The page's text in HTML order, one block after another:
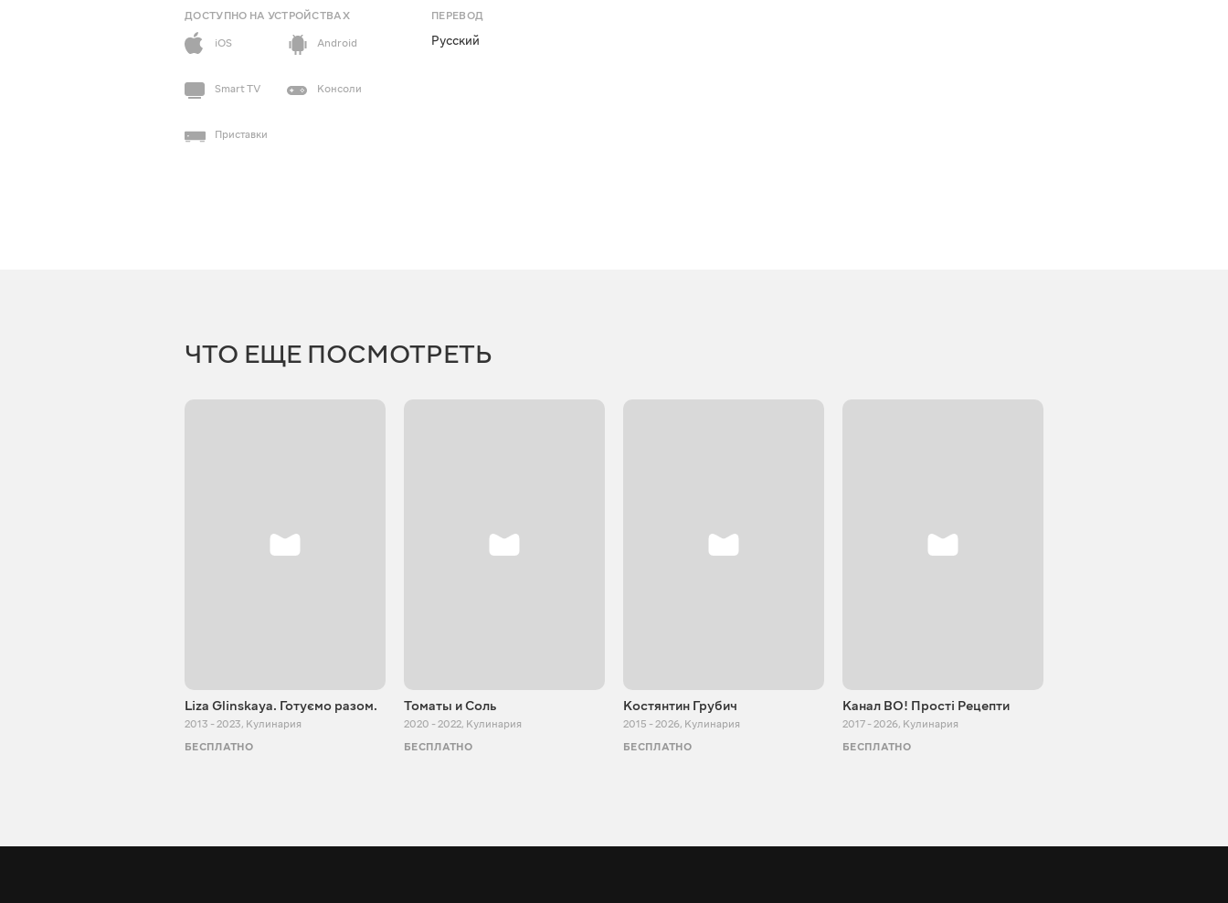
ДОСТУПНО НА УСТРОЙСТВАХ
iOS
Android
Smart TV Консоли
Приставки
ПЕРЕВОД
Русский
ЧТО ЕЩЕ ПОСМОТРЕТЬ
Liza Glinskaya. Готуємо разом.
2013 - 2023, Кулинария
БЕСПЛАТНО
Томаты и Соль
2020 - 2022, Кулинария
БЕСПЛАТНО
Костянтин Грубич
2015 - 2026, Кулинария
БЕСПЛАТНО
Канал ВО! Прості Рецепти
2017 - 2026, Кулинария
БЕСПЛАТНО